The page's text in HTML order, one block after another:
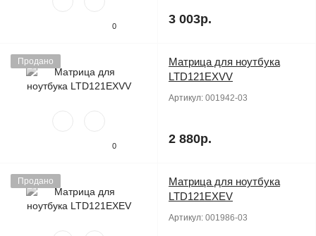
0 3 003р.
Продано
0
Матрица для ноутбука
LTD121EXVV
Артикул: 001942-03
2 880р.
Продано
Матрица для ноутбука
LTD121EXEV
Артикул: 001986-03